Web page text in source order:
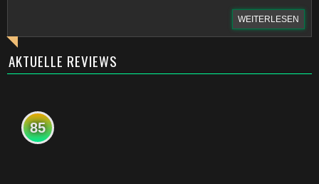
WEITERLESEN
AKTUELLE REVIEWS
85